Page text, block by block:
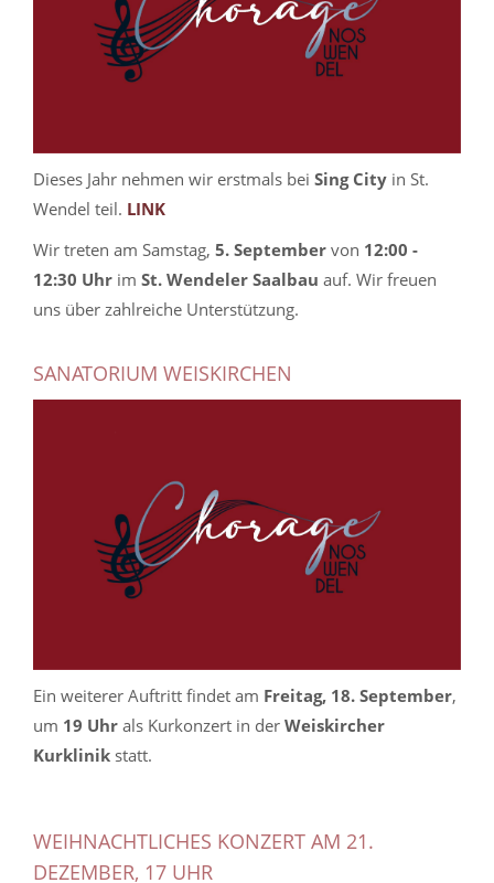
Dieses Jahr nehmen wir erstmals bei Sing City in St.
Wendel teil. LINK
Wir treten am Samstag, 5. September von 12:00 -
12:30 Uhr im St. Wendeler Saalbau auf. Wir freuen
uns über zahlreiche Unterstützung.
SANATORIUM WEISKIRCHEN
Ein weiterer Auftritt findet am Freitag, 18. September,
um 19 Uhr als Kurkonzert in der Weiskircher
Kurklinik statt.
WEIHNACHTLICHES KONZERT AM 21.
DEZEMBER, 17 UHR